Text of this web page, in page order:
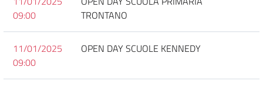
09:00
TRONTANO
11/01/2025
09:00
OPEN DAY SCUOLE KENNEDY